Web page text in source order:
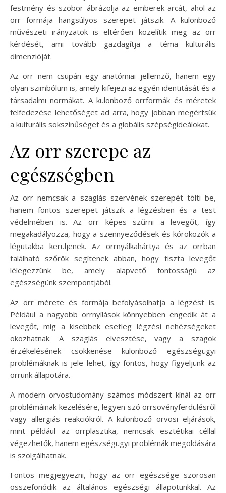
festmény és szobor ábrázolja az emberek arcát, ahol az
orr formája hangsúlyos szerepet játszik. A különböző
művészeti irányzatok is eltérően közelítik meg az orr
kérdését, ami tovább gazdagítja a téma kulturális
dimenzióját.
Az orr nem csupán egy anatómiai jellemző, hanem egy
olyan szimbólum is, amely kifejezi az egyén identitását és a
társadalmi normákat. A különböző orrformák és méretek
felfedezése lehetőséget ad arra, hogy jobban megértsük
a kulturális sokszínűséget és a globális szépségideálokat.
Az orr szerepe az
egészségben
Az orr nemcsak a szaglás szervének szerepét tölti be,
hanem fontos szerepet játszik a légzésben és a test
védelmében is. Az orr képes szűrni a levegőt, így
megakadályozza, hogy a szennyeződések és kórokozók a
légutakba kerüljenek. Az orrnyálkahártya és az orrban
található szőrök segítenek abban, hogy tiszta levegőt
lélegezzünk be, amely alapvető fontosságú az
egészségünk szempontjából.
Az orr mérete és formája befolyásolhatja a légzést is.
Például a nagyobb orrnyílások könnyebben engedik át a
levegőt, míg a kisebbek esetleg légzési nehézségeket
okozhatnak. A szaglás elvesztése, vagy a szagok
érzékelésének csökkenése különböző egészségügyi
problémáknak is jele lehet, így fontos, hogy figyeljünk az
orrunk állapotára.
A modern orvostudomány számos módszert kínál az orr
problémáinak kezelésére, legyen szó orrsövényferdülésről
vagy allergiás reakciókról. A különböző orvosi eljárások,
mint például az orrplasztika, nemcsak esztétikai céllal
végezhetők, hanem egészségügyi problémák megoldására
is szolgálhatnak.
Fontos megjegyezni, hogy az orr egészsége szorosan
összefonódik az általános egészségi állapotunkkal. Az